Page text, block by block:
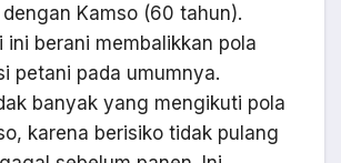
Kamso (60 tahun).
ini berani membalikkan pola
petani pada umumnya.
banyak yang mengikuti pola
karena berisiko tidak pulang